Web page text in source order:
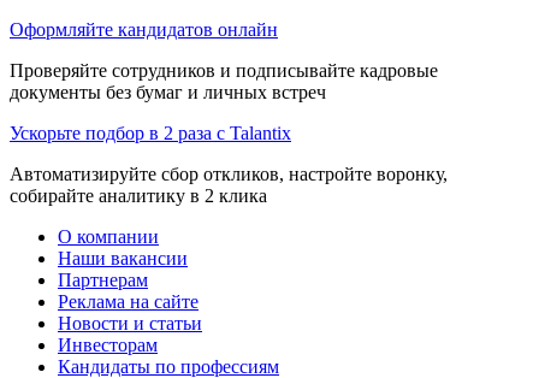
Оформляйте кандидатов онлайн
Проверяйте сотрудников и подписывайте кадровые
документы без бумаг и личных встреч
Ускорьте подбор в 2 раза с Talantix
Автоматизируйте сбор откликов, настройте воронку,
собирайте аналитику в 2 клика
О компании
Наши вакансии
Партнерам
Реклама на сайте
Новости и статьи
Инвесторам
Кандидаты по профессиям